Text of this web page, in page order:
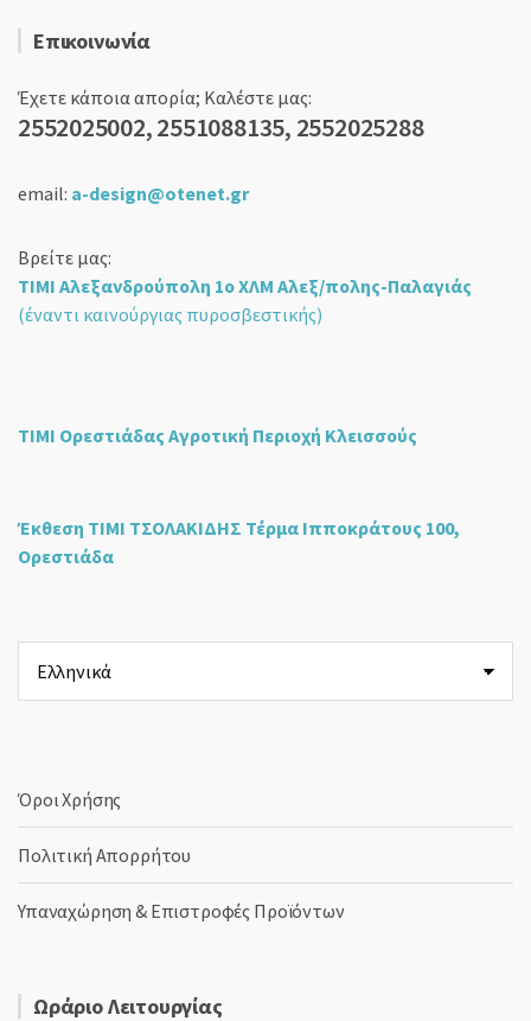
Επικοινωνία
Έχετε κάποια απορία; Καλέστε μας:
2552025002, 2551088135, 2552025288
email: a-design@otenet.gr
Βρείτε μας:
ΤΙΜΙ Αλεξανδρούπολη 1ο ΧΛΜ Αλεξ/πολης-Παλαγιάς
(έναντι καινούργιας πυροσβεστικής)
ΤΙΜΙ Ορεστιάδας Αγροτική Περιοχή Κλεισσούς
Έκθεση ΤΙΜΙ ΤΣΟΛΑΚΙΔΗΣ Τέρμα Ιπποκράτους 100,
Ορεστιάδα
μια
γλώσσα
Όροι Χρήσης
Πολιτική Απορρήτου
Υπαναχώρηση & Επιστροφές Προϊόντων
Ωράριο Λειτουργίας